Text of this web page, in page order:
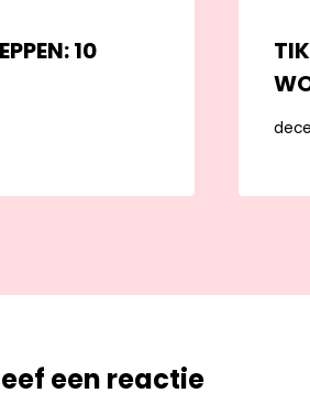
10
een reactie